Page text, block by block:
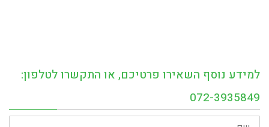
למידע נוסף השאירו פרטיכם, או התקשרו לטלפון:
072-3935849
שם